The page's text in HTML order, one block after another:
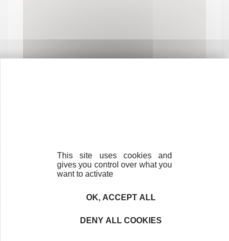
This site uses cookies and
gives you control over what you
want to activate
OK, ACCEPT ALL
DENY ALL COOKIES